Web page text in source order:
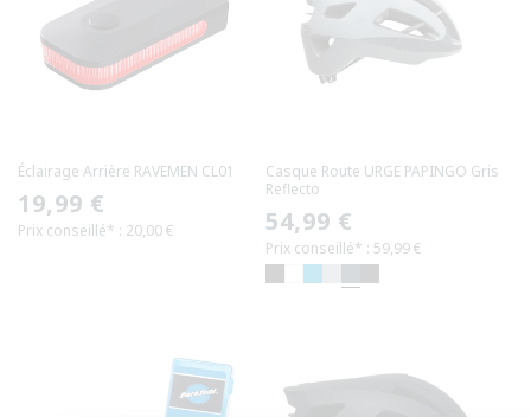
Éclairage Arrière RAVEMEN CL01
Prix
habituel
19,99 €
Prix conseillé* : 20,00 €
Casque Route URGE PAPINGO Gris
Reflecto
Prix
habituel
54,99 €
Prix conseillé* : 59,99 €